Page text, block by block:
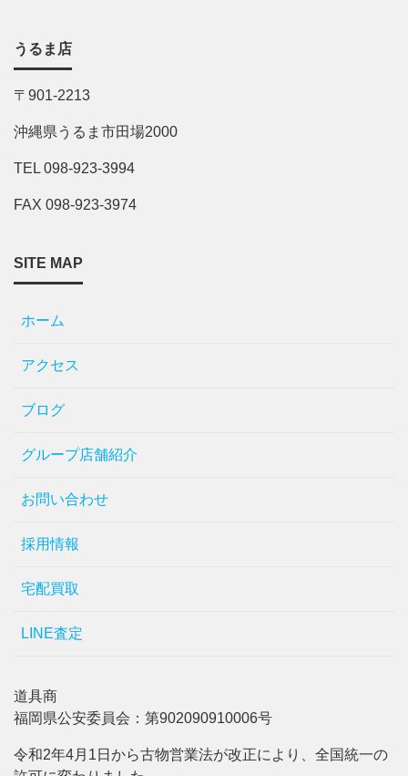
うるま店
〒901-2213
沖縄県うるま市田場2000
TEL 098-923-3994
FAX 098-923-3974
SITE MAP
ホーム
アクセス
ブログ
グループ店舗紹介
お問い合わせ
採用情報
宅配買取
LINE査定
道具商
福岡県公安委員会：第902090910006号
令和2年4月1日から古物営業法が改正により、全国統一の